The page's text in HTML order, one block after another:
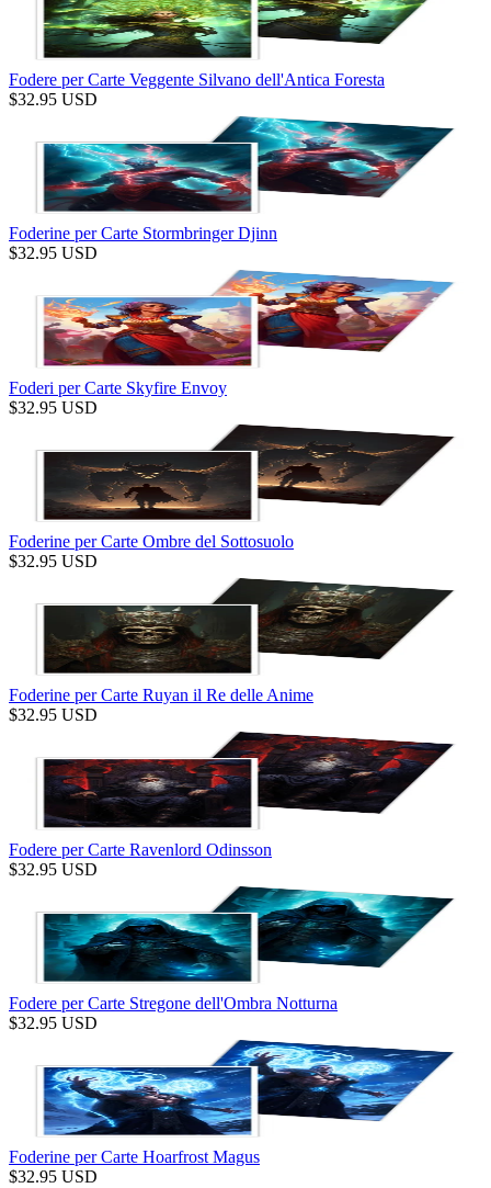
Fodere per Carte Veggente Silvano dell'Antica Foresta
$32.95 USD
Foderine per Carte Stormbringer Djinn
$32.95 USD
Foderi per Carte Skyfire Envoy
$32.95 USD
Foderine per Carte Ombre del Sottosuolo
$32.95 USD
Foderine per Carte Ruyan il Re delle Anime
$32.95 USD
Fodere per Carte Ravenlord Odinsson
$32.95 USD
Fodere per Carte Stregone dell'Ombra Notturna
$32.95 USD
Foderine per Carte Hoarfrost Magus
$32.95 USD